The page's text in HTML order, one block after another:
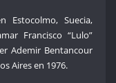
Estocolmo, Suecia,
Francisco “Lulo”
Ademir Bentancour
Aires en 1976.